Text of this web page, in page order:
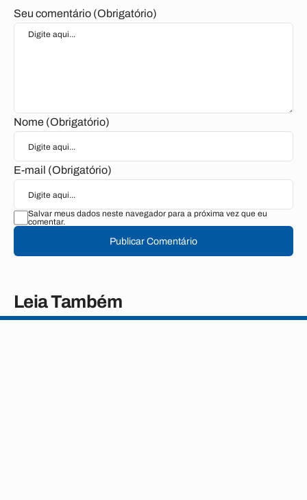
Seu comentário (Obrigatório)
Nome (Obrigatório)
E-mail (Obrigatório)
Salvar meus dados neste navegador para a próxima vez que eu
comentar.
Publicar Comentário
Leia Também